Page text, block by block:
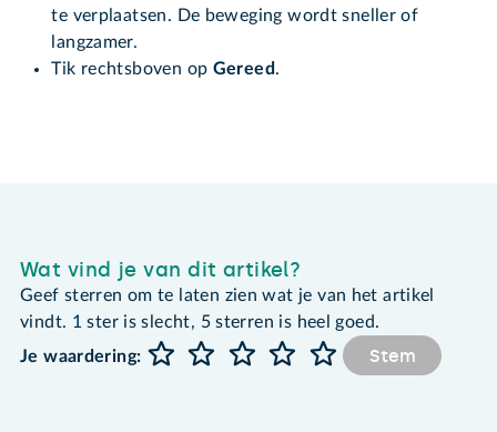
te verplaatsen. De beweging wordt sneller of
langzamer.
Tik rechtsboven op Gereed.
Wat vind je van dit artikel?
Geef sterren om te laten zien wat je van het artikel
vindt. 1 ster is slecht, 5 sterren is heel goed.
Je waardering:
Stem